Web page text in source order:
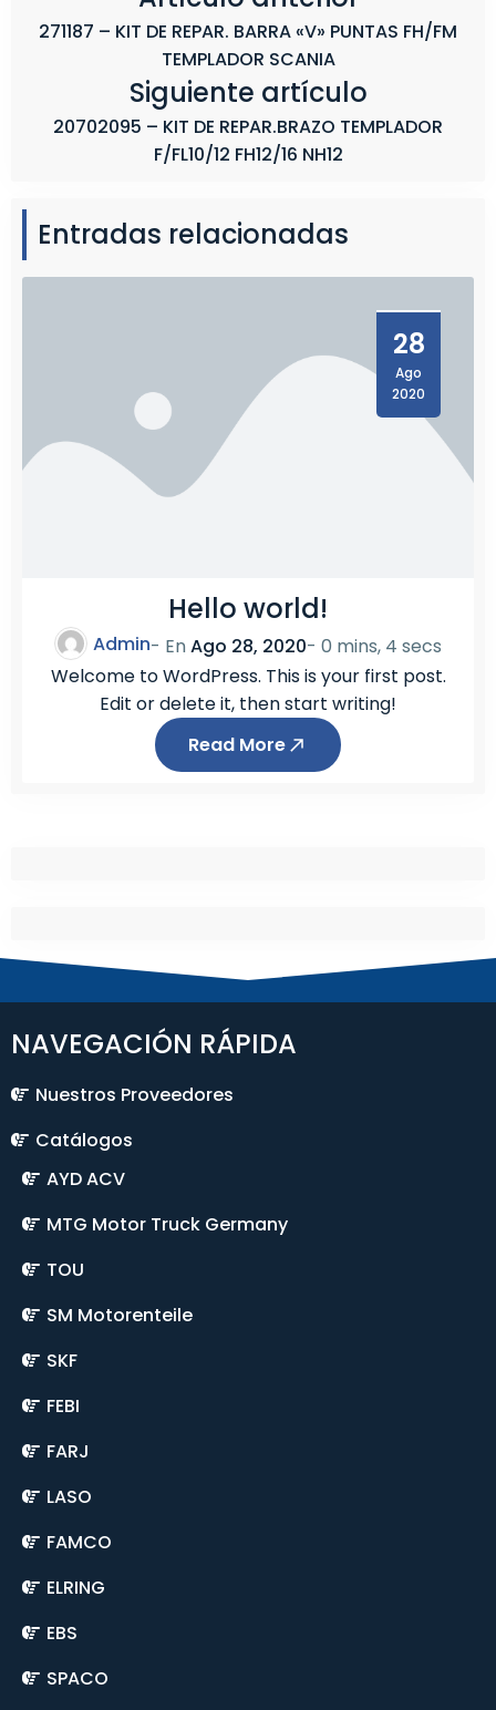
271187 – KIT DE REPAR. BARRA «V» PUNTAS FH/FM
TEMPLADOR SCANIA
Siguiente artículo
20702095 – KIT DE REPAR.BRAZO TEMPLADOR
F/FL10/12 FH12/16 NH12
Entradas relacionadas
28
Ago
2020
Hello world!
Admin- EnAgo 28, 2020- 0 mins, 4 secs
Welcome to WordPress. This is your first post.
Edit or delete it, then start writing!
Read More
NAVEGACIÓN RÁPIDA
Nuestros Proveedores
Catálogos
AYD ACV
MTG Motor Truck Germany
TOU
SM Motorenteile
SKF
FEBI
FARJ
LASO
FAMCO
ELRING
EBS
SPACO